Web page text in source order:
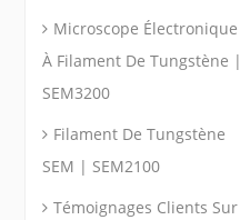
Microscope Électronique
À Filament De Tungstène |
SEM3200
Filament De Tungstène
SEM | SEM2100
Témoignages Clients Sur